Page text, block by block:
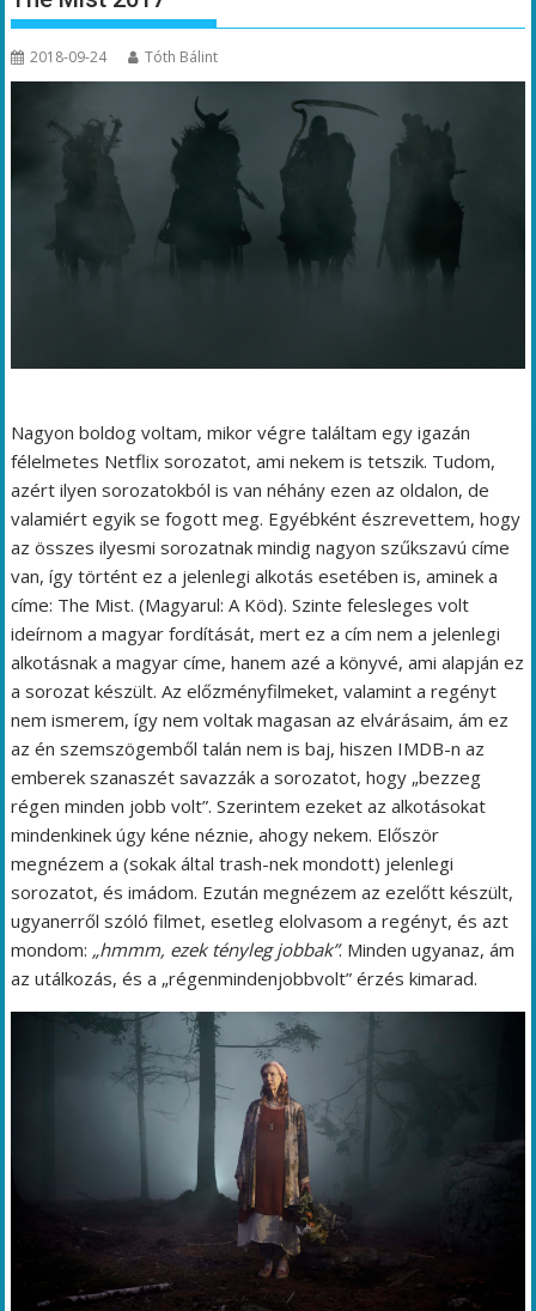
2018-09-24 Tóth Bálint
Nagyon boldog voltam, mikor végre találtam egy igazán
félelmetes Netflix sorozatot, ami nekem is tetszik. Tudom,
azért ilyen sorozatokból is van néhány ezen az oldalon, de
valamiért egyik se fogott meg. Egyébként észrevettem, hogy
az összes ilyesmi sorozatnak mindig nagyon szűkszavú címe
van, így történt ez a jelenlegi alkotás esetében is, aminek a
címe: The Mist. (Magyarul: A Köd). Szinte felesleges volt
ideírnom a magyar fordítását, mert ez a cím nem a jelenlegi
alkotásnak a magyar címe, hanem azé a könyvé, ami alapján ez
a sorozat készült. Az előzményfilmeket, valamint a regényt
nem ismerem, így nem voltak magasan az elvárásaim, ám ez
az én szemszögemből talán nem is baj, hiszen IMDB-n az
emberek szanaszét savazzák a sorozatot, hogy „bezzeg
régen minden jobb volt”. Szerintem ezeket az alkotásokat
mindenkinek úgy kéne néznie, ahogy nekem. Először
megnézem a (sokak által trash-nek mondott) jelenlegi
sorozatot, és imádom. Ezután megnézem az ezelőtt készült,
ugyanerről szóló filmet, esetleg elolvasom a regényt, és azt
mondom: „hmmm, ezek tényleg jobbak”. Minden ugyanaz, ám
az utálkozás, és a „régenmindenjobbvolt” érzés kimarad.